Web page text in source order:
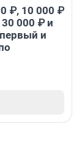
₽, 10 000 ₽
000 ₽ и
и